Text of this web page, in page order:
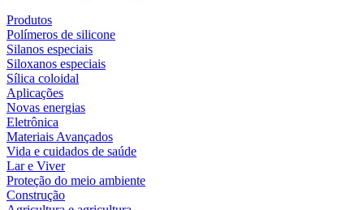
Produtos
Polímeros de silicone
Silanos especiais
Siloxanos especiais
Sílica coloidal
Aplicações
Novas energias
Eletrônica
Materiais Avançados
Vida e cuidados de saúde
Lar e Viver
Proteção do meio ambiente
Construção